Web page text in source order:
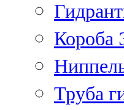
Короба
Труба